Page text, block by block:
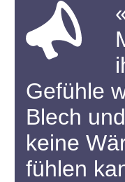
Gefühle
Blech
keine
fühlen